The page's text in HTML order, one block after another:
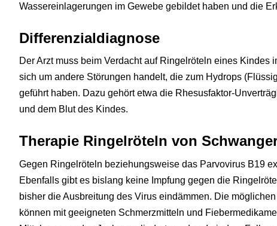
Wassereinlagerungen im Gewebe gebildet haben und die
Differenzialdiagnose
Der Arzt muss beim Verdacht auf Ringelröteln eines Kindes
sich um andere Störungen handelt, die zum Hydrops
geführt haben. Dazu gehört etwa die Rhesusfaktor-
und dem Blut des Kindes.
Therapie Ringelröteln von
Gegen Ringelröteln beziehungsweise das Parvovirus B19
Ebenfalls gibt es bislang keine Impfung gegen die
bisher die Ausbreitung des Virus eindämmen. Die
können mit geeigneten Schmerzmitteln und